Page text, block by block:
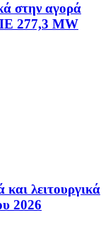
στην αγορά
277,3 MW
λειτουργικά
2026